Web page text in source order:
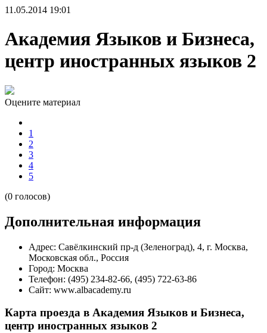
11.05.2014 19:01
Академия Языков и Бизнеса,
центр иностранных языков 2
Оцените материал
1
2
3
4
5
(0 голосов)
Дополнительная информация
Адрес: Савёлкинский пр-д (Зеленоград), 4, г. Москва,
Московская обл., Россия
Город: Москва
Телефон: (495) 234-82-66, (495) 722-63-86
Сайт: www.albacademy.ru
Карта проезда в Академия Языков и Бизнеса,
центр иностранных языков 2